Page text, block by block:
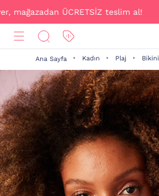
ÜCRETSİZ teslim al!
Ana Sayfa Kadın Plaj Bikini